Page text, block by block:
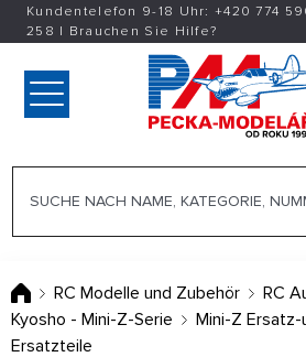
Kundentelefon 9-18 Uhr: +420774
258 | Brauchen Sie Hilfe?
RC Modelle und Zubehör
RC
Kyosho - Mini-Z-Serie
Mini-Z
Ersatzteile